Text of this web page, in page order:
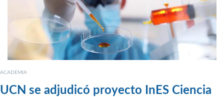
ACADEMIA
UCN se adjudicó proyecto InES Ciencia